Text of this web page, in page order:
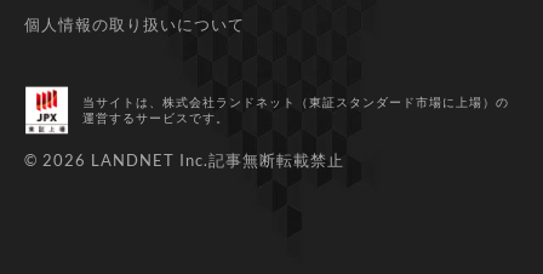
個人情報の取り扱いについて
当サイトは、株式会社ランドネット（東証スタンダード市場に上場） の
運営するサービスです。
© 2026 LANDNET Inc.記事無断転載禁止